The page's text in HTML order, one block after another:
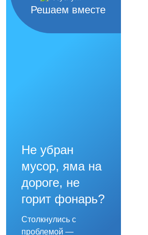
Решаем вместе
Не убран
мусор, яма на
дороге, не
горит фонарь?
Столкнулись с
проблемой —